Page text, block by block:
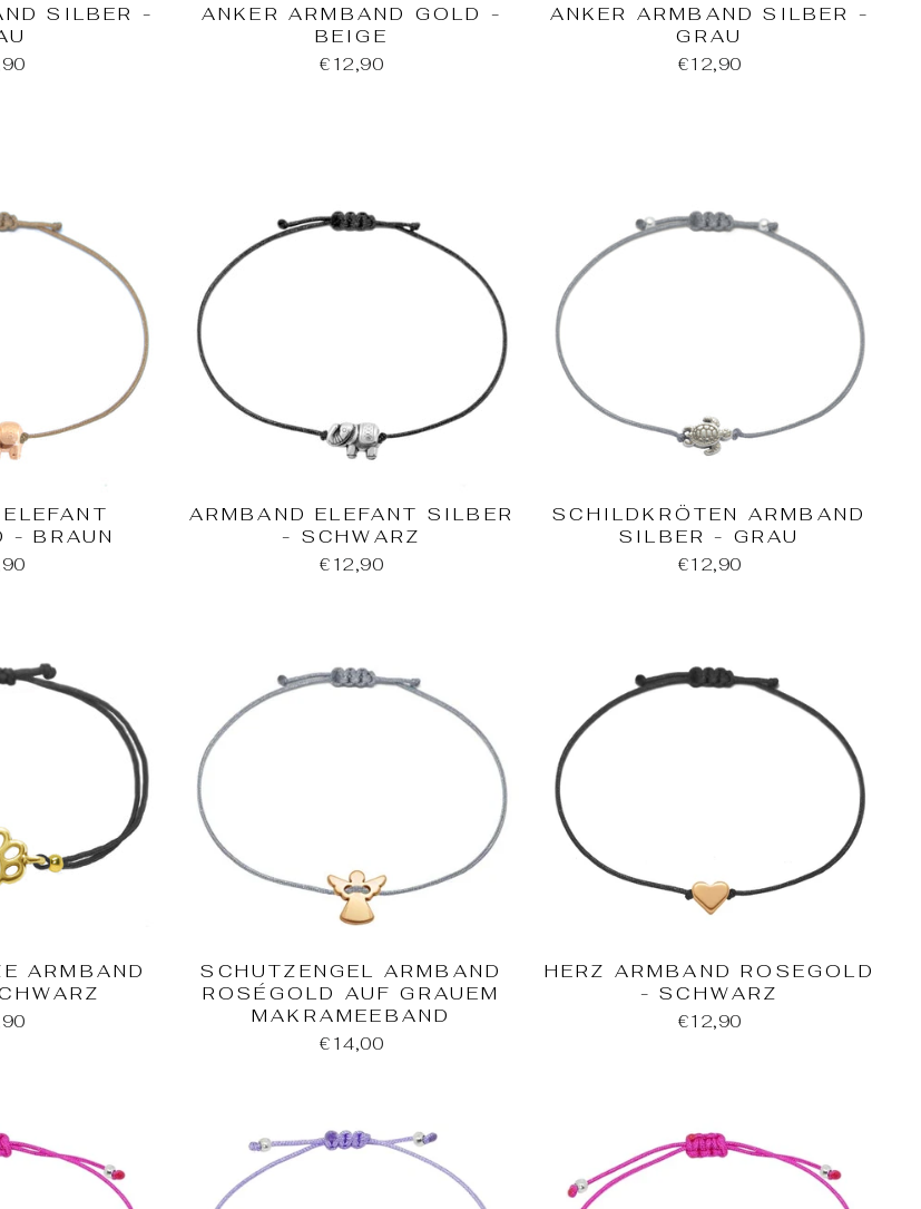
SILBER -
ANKER ARMBAND GOLD -
BEIGE
€12,90
ANKER ARMBAND SILBER -
GRAU
€12,90
- BRAUN
ARMBAND ELEFANT SILBER
- SCHWARZ
€12,90
SCHILDKRÖTEN ARMBAND
SILBER - GRAU
€12,90
ARMBAND
SCHUTZENGEL ARMBAND
ROSÉGOLD AUF GRAUEM
MAKRAMEEBAND
€14,00
HERZ ARMBAND ROSEGOLD
- SCHWARZ
€12,90